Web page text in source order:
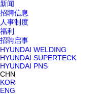
新闻
招聘信息
人事制度
福利
招聘启事
HYUNDAI WELDING
HYUNDAI SUPERTECK
HYUNDAI PNS
CHN
KOR
ENG